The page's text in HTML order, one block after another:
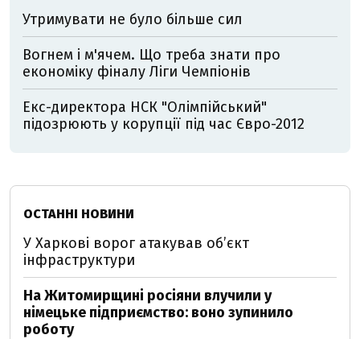
Утримувати не було більше сил
Вогнем і м'ячем. Що треба знати про
економіку фіналу Ліги Чемпіонів
Екс-директора НСК "Олімпійський"
підозрюють у корупції під час Євро-2012
ОСТАННІ НОВИНИ
У Харкові ворог атакував обʼєкт
інфраструктури
На Житомирщині росіяни влучили у
німецьке підприємство: воно зупинило
роботу